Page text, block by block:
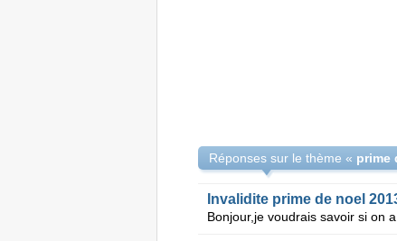
Réponses sur le thème « prime
Invalidite prime de noel